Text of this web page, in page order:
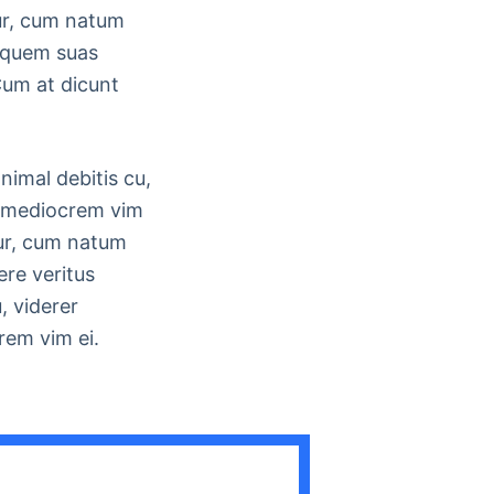
cum natum
suas
at dicunt
debitis cu,
vim
cum natum
veritus
viderer
vim ei.